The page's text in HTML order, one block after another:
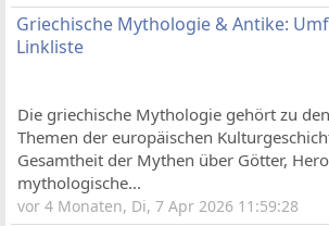
Griechische Mythologie & Antike:
Linkliste
Die griechische Mythologie gehört zu
Themen der europäischen
Gesamtheit der Mythen über Götter,
mythologische...
vor 4 Monaten, Di, 7 Apr 2026 11:59:28